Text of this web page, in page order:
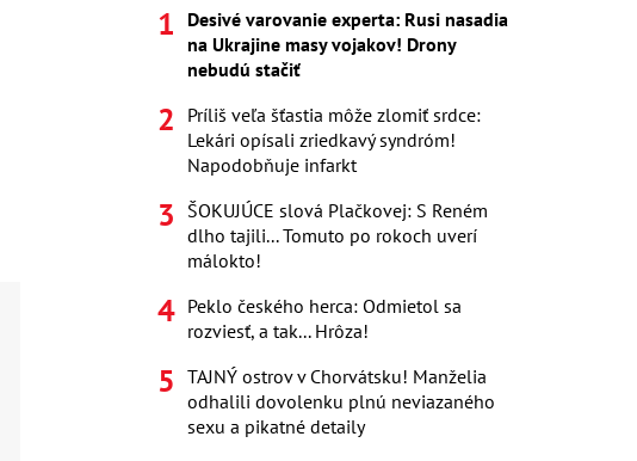
Desivé varovanie experta: Rusi nasadia
na Ukrajine masy vojakov! Drony
nebudú stačiť
Príliš veľa šťastia môže zlomiť srdce:
Lekári opísali zriedkavý syndróm!
Napodobňuje infarkt
ŠOKUJÚCE slová Plačkovej: S Reném
dlho tajili... Tomuto po rokoch uverí
málokto!
Peklo českého herca: Odmietol sa
rozviesť, a tak... Hrôza!
TAJNÝ ostrov v Chorvátsku! Manželia
odhalili dovolenku plnú neviazaného
sexu a pikatné detaily